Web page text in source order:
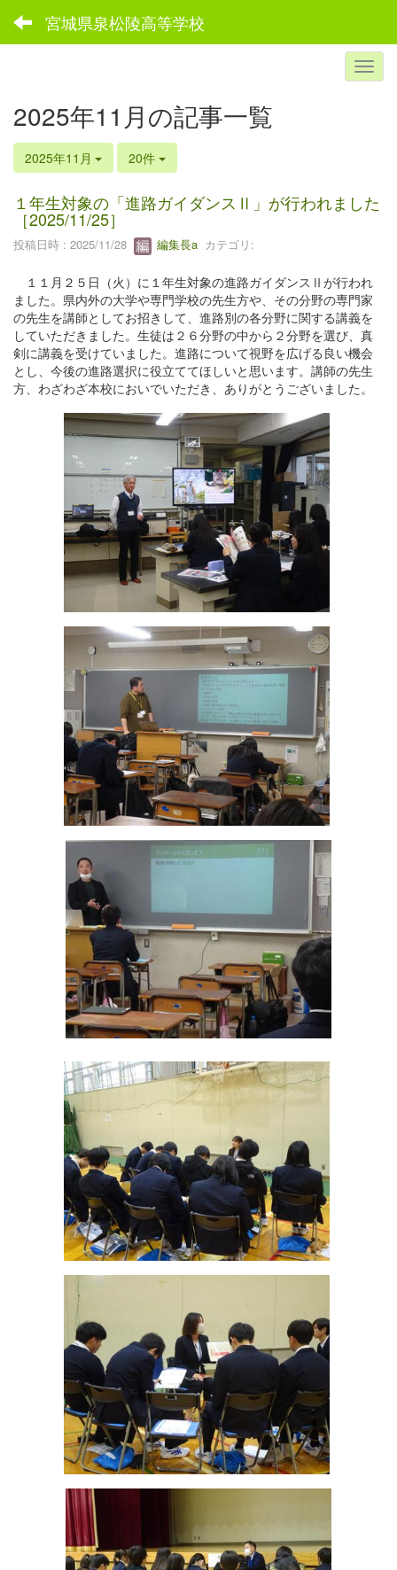
宮城県泉松陵高等学校
2025年11月の記事一覧
2025年11月 20件
１年生対象の「進路ガイダンスⅡ」が行われました
［2025/11/25］
投稿日時 : 2025/11/28 編集長a カテゴリ:
１１月２５日（火）に１年生対象の進路ガイダンスⅡが行われ
ました。県内外の大学や専門学校の先生方や、その分野の専門家
の先生を講師としてお招きして、進路別の各分野に関する講義を
していただきました。生徒は２６分野の中から２分野を選び、真
剣に講義を受けていました。進路について視野を広げる良い機会
とし、今後の進路選択に役立ててほしいと思います。講師の先生
方、わざわざ本校においでいただき、ありがとうございました。